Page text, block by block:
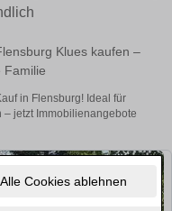
Alle Cookies ablehnen
Klues kaufen –
Familie
in Flensburg! Ideal für
– jetzt Immobilienangebote